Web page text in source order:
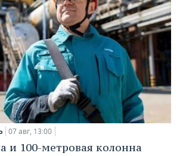
07 авг, 13:00
и 100-метровая колонна